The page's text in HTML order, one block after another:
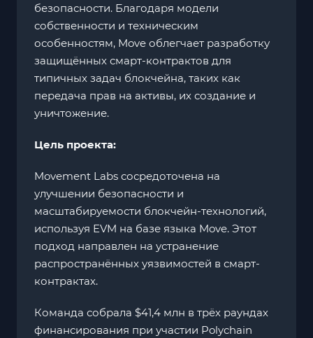
безопасности. Благодаря модели
собственности и техническим
особенностям, Move облегчает разработку
защищённых смарт-контрактов для
типичных задач блокчейна, таких как
передача прав на активы, их создание и
уничтожение.
Цель проекта:
Movement Labs сосредоточена на
улучшении безопасности и
масштабируемости блокчейн-технологий,
используя EVM на базе языка Move. Этот
подход направлен на устранение
распространённых уязвимостей в смарт-
контрактах.​
Команда собрала $41,4 млн в трёх раундах
финансирования при участии Polychain